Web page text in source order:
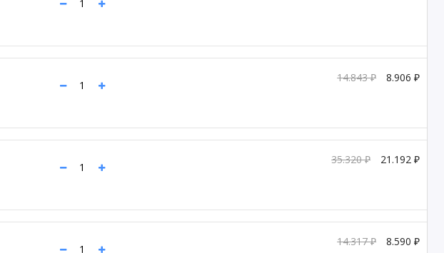
14.843 ₽ 8.906 ₽
35.320 ₽ 21.192 ₽
14.317 ₽ 8.590 ₽